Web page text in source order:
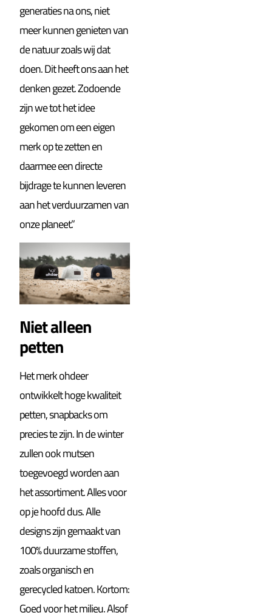
generaties na ons, niet
meer kunnen genieten van
de natuur zoals wij dat
doen. Dit heeft ons aan het
denken gezet. Zodoende
zijn we tot het idee
gekomen om een eigen
merk op te zetten en
daarmee een directe
bijdrage te kunnen leveren
aan het verduurzamen van
onze planeet.”
Niet alleen
petten
Het merk ohdeer
ontwikkelt hoge kwaliteit
petten, snapbacks om
precies te zijn. In de winter
zullen ook mutsen
toegevoegd worden aan
het assortiment. Alles voor
op je hoofd dus. Alle
designs zijn gemaakt van
100% duurzame stoffen,
zoals organisch en
gerecycled katoen. Kortom:
Goed voor het milieu. Alsof